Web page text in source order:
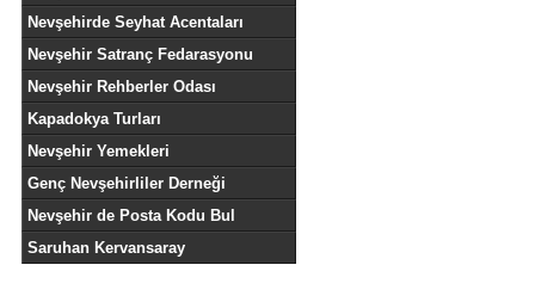
Nevşehirde Seyhat Acentaları
Nevşehir Satranç Fedarasyonu
Nevşehir Rehberler Odası
Kapadokya Turları
Nevşehir Yemekleri
Genç Nevşehirliler Derneği
Nevşehir de Posta Kodu Bul
Saruhan Kervansaray